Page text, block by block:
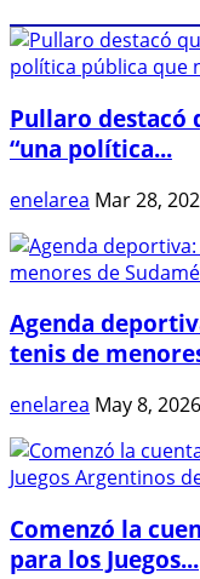
Pullaro destacó
“una política...
enelarea Mar 28,
Agenda
tenis de
enelarea May 8, 2026
Comenzó la
para los Juegos...